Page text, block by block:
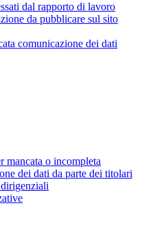
dal rapporto di lavoro
da pubblicare sul sito
comunicazione dei dati
mancata o incompleta
dei dati da parte dei titolari